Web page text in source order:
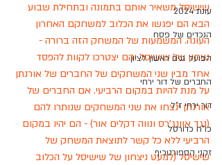
עונת 2024
הנכדים של פסח
הפועל גנים ראשון לציון
החברים של דור ירחי
דור ירחי ז"ל
כו"ח כדורסל
זקני הספורטכיף
שישיסל משאיר אותם בתמונה ובתחילת שבוע
הבא הם יפגשו את הכלוב למשחקם האחרון
העונה. המשמעות של המשחק הזה ברורה -
נצחון של שישיסל והם יצטרכו לקוות להפסד
אחד מבין שני המשחקים של החברים של אורנתן
על מנת להיות במקום הרביעי. אם החברים של
אורנתן ינצחו את שני המשחקים שנותרו להם
(נגד אוונג'רס ונווה דקלים אור) - הם יהיו במקום
הרביעי ללא כל קשר לתוצאת המשחק של
שישיסל (למעט ניצחון של שישיסל על הכלוב